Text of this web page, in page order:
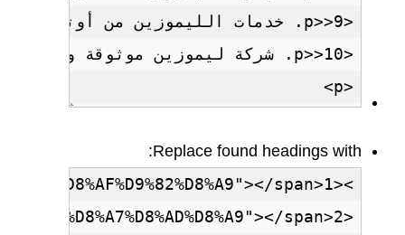
Replace found headings with: